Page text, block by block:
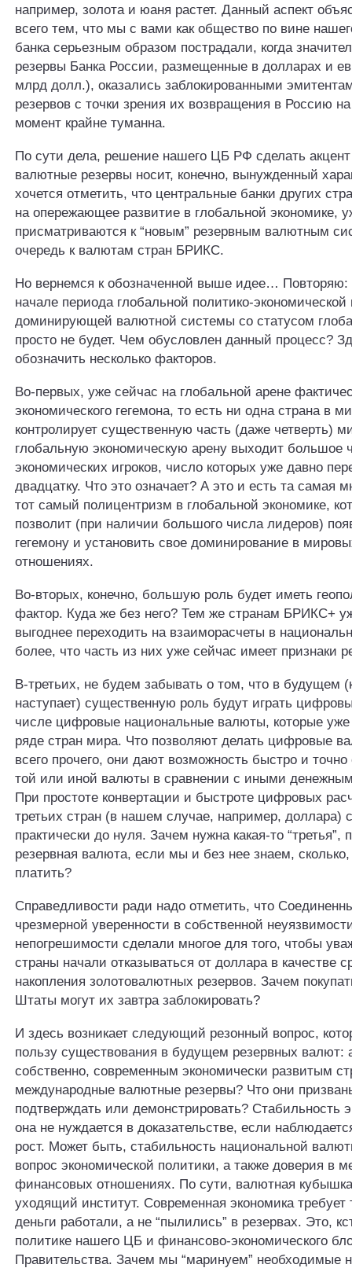
например, золота и юаня растет. Данный аспект
всего тем, что мы с вами как общество по вине
банка серьезным образом пострадали, когда
резервы Банка России, размещенные в долларах и
млрд долл.), оказались заблокированными
резервов с точки зрения их возвращения в Россию
момент крайне туманна.
По сути дела, решение нашего ЦБ РФ сделать
валютные резервы носит, конечно, вынужденный
хочется отметить, что центральные банки других
на опережающее развитие в глобальной экономике,
присматриваются к “новым” резервным валютным
очередь к валютам стран БРИКС.
Но вернемся к обозначенной выше идее…
начале периода глобальной политико-экономической
доминирующей валютной системы со статусом
просто не будет. Чем обусловлен данный процесс?
обозначить несколько факторов.
Во-первых, уже сейчас на глобальной арене
экономического гегемона, то есть ни одна страна в
контролирует существенную часть (даже четверть)
глобальную экономическую арену выходит большое
экономических игроков, число которых уже давно
двадцатку. Что это означает? А это и есть та самая
тот самый полицентризм в глобальной экономике,
позволит (при наличии большого числа лидеров)
гегемону и установить свое доминирование в
отношениях.
Во-вторых, конечно, большую роль будет иметь
фактор. Куда же без него? Тем же странам БРИКС+
выгоднее переходить на взаиморасчеты в
более, что часть из них уже сейчас имеет признаки
В-третьих, не будем забывать о том, что в будущем
наступает) существенную роль будут играть
числе цифровые национальные валюты, которые
ряде стран мира. Что позволяют делать цифровые
всего прочего, они дают возможность быстро и точно
той или иной валюты в сравнении с иными
При простоте конвертации и быстроте цифровых
третьих стран (в нашем случае, например, доллара)
практически до нуля. Зачем нужна какая-то “третья”,
резервная валюта, если мы и без нее знаем,
платить?
Справедливости ради надо отметить, что
чрезмерной уверенности в собственной
непогрешимости сделали многое для того, чтобы
страны начали отказываться от доллара в качестве
накопления золотовалютных резервов. Зачем
Штаты могут их завтра заблокировать?
И здесь возникает следующий резонный вопрос,
пользу существования в будущем резервных валют:
собственно, современным экономически развитым
международные валютные резервы? Что они
подтверждать или демонстрировать? Стабильность
она не нуждается в доказательстве, если
рост. Может быть, стабильность национальной
вопрос экономической политики, а также доверия в
финансовых отношениях. По сути, валютная
уходящий институт. Современная экономика требует
деньги работали, а не “пылились” в резервах. Это,
политике нашего ЦБ и финансово-экономического
Правительства. Зачем мы “маринуем” необходимые